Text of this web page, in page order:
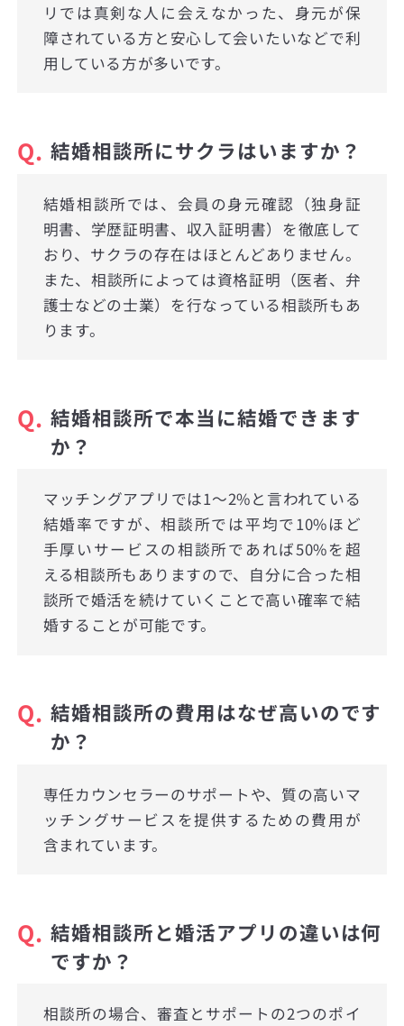
リでは真剣な人に会えなかった、身元が保
障されている方と安心して会いたいなどで利
用している方が多いです。
Q. 結婚相談所にサクラはいますか？
結婚相談所では、会員の身元確認（独身証
明書、学歴証明書、収入証明書）を徹底して
おり、サクラの存在はほとんどありません。
また、相談所によっては資格証明（医者、弁
護士などの士業）を行なっている相談所もあ
ります。
Q. 結婚相談所で本当に結婚できます
か？
マッチングアプリでは1〜2%と言われている
結婚率ですが、相談所では平均で10%ほど
手厚いサービスの相談所であれば50%を超
える相談所もありますので、自分に合った相
談所で婚活を続けていくことで高い確率で結
婚することが可能です。
Q. 結婚相談所の費用はなぜ高いのです
か？
専任カウンセラーのサポートや、質の高いマ
ッチングサービスを提供するための費用が
含まれています。
Q. 結婚相談所と婚活アプリの違いは何
ですか？
相談所の場合、審査とサポートの2つのポイ